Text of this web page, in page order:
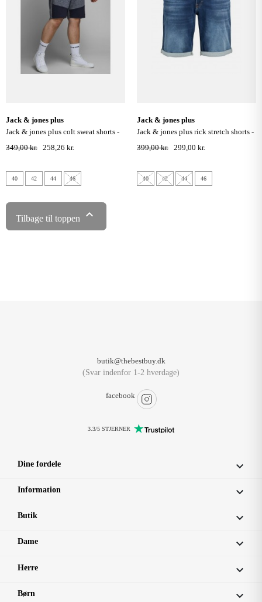
jack & jones plus
jack & jones plus colt sweat shorts -
sky captain
349,00 kr. 258,26 kr.
40 42 44 46
jack & jones plus
jack & jones plus rick stretch shorts -
medium blue denim
399,00 kr. 299,00 kr.
40 42 44 46
Tilbage til toppen 
butik@thebestbuy.dk
(Svar indenfor 1-2 hverdage)
facebook
3.3/5 STJERNER
Dine fordele 
Information 
Butik 
Dame 
Herre 
Børn 